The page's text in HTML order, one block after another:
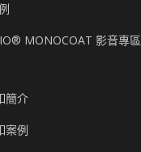
MONOCOAT 影音專區
簡介
案例